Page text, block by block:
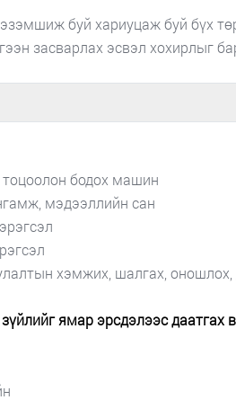
буй хариуцаж буй бүх
засварлах эсвэл хохирлыг
тоцоолон бодох машин
мэдээллийн сан
хэмжих, шалгах,
ямар эрсдэлээс даатгах